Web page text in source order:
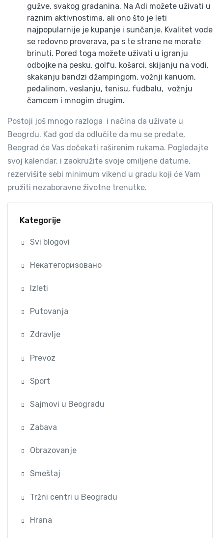
gužve, svakog građanina. Na Adi možete uživati u
raznim aktivnostima, ali ono što je leti
najpopularnije je kupanje i sunčanje. Kvalitet vode
se redovno proverava, pa s te strane ne morate
brinuti. Pored toga možete uživati u igranju
odbojke na pesku, golfu, košarci, skijanju na vodi,
skakanju banđzi džampingom, vožnji kanuom,
pedalinom, veslanju, tenisu, fudbalu, vožnju
čamcem i mnogim drugim.
Postoji još mnogo razloga i načina da uživate u
Beogrdu. Kad god da odlučite da mu se predate,
Beograd će Vas dočekati raširenim rukama. Pogledajte
svoj kalendar, i zaokružite svoje omiljene datume,
rezervišite sebi minimum vikend u gradu koji će Vam
pružiti nezaboravne životne trenutke.
Kategorije
Svi blogovi
Некатегоризовано
Izleti
Putovanja
Zdravlje
Prevoz
Sport
Sajmovi u Beogradu
Zabava
Obrazovanje
Smeštaj
Tržni centri u Beogradu
Hrana